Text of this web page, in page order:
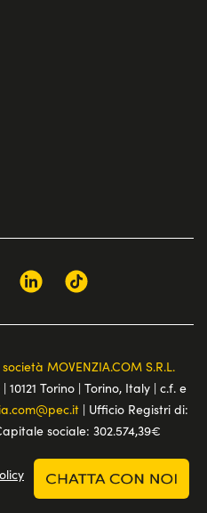
MOVENZIA.COM S.R.L.
Torino | Torino, Italy | c.f. e
| Ufficio Registri di:
sociale: 302.574,39€
Terms and conditions